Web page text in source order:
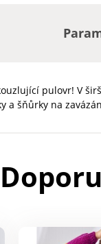
pulovr! V
šňůrky na